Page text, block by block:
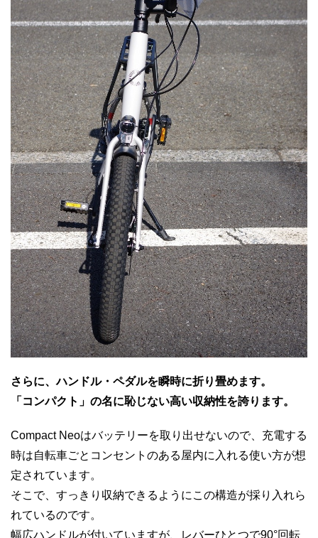
さらに、ハンドル・ペダルを瞬時に折り畳めます。
「コンパクト」の名に恥じない高い収納性を誇ります。
Compact Neoはバッテリーを取り出せないので、充電する
時は自転車ごとコンセントのある屋内に入れる使い方が想
定されています。
そこで、すっきり収納できるようにこの構造が採り入れら
れているのです。
幅広ハンドルが付いていますが、レバーひとつで90°回転